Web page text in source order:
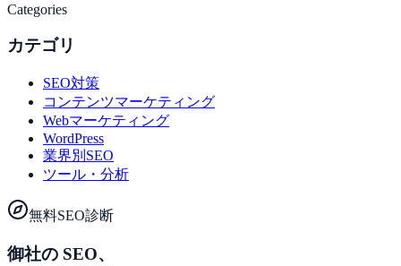
Categories
カテゴリ
SEO対策
コンテンツマーケティング
Webマーケティング
WordPress
業界別SEO
ツール・分析
無料SEO診断
御社の SEO、